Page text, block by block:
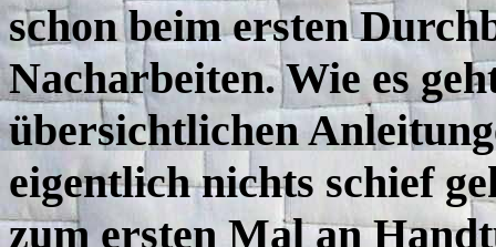
schon beim ersten
Nacharbeiten. Wie es
übersichtlichen
eigentlich nichts schief
zum ersten Mal an